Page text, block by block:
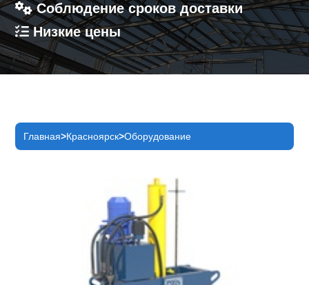
Соблюдение сроков доставки
Низкие цены
Главная Красноярск Оборудование